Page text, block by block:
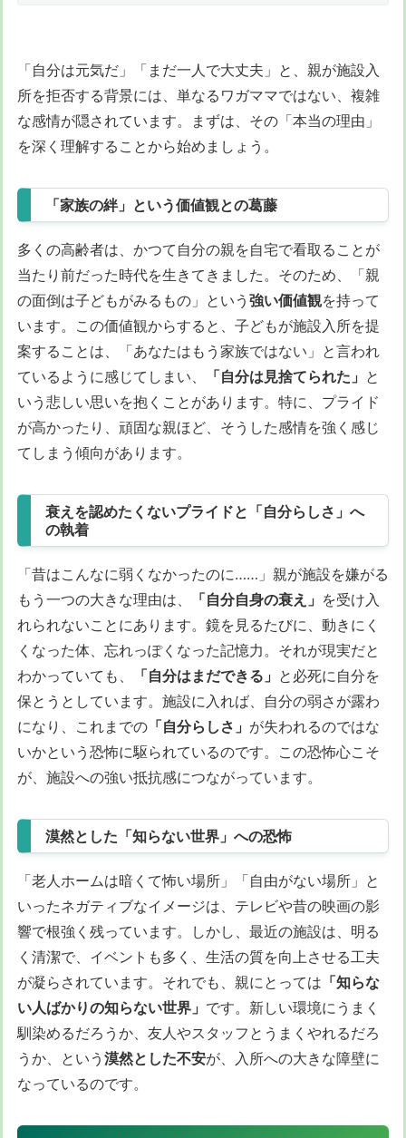
「自分は元気だ」「まだ一人で大丈夫」と、親が施設入
所を拒否する背景には、単なるワガママではない、複雑
な感情が隠されています。まずは、その「本当の理由」
を深く理解することから始めましょう。
「家族の絆」という価値観との葛藤
多くの高齢者は、かつて自分の親を自宅で看取ることが
当たり前だった時代を生きてきました。そのため、「親
の面倒は子どもがみるもの」という 強い価値観を持って
います。この価値観からすると、子どもが施設入所を提
案することは、「あなたはもう家族ではない」と言われ
ているように感じてしまい、
「自分は見捨てられた」 と
いう悲しい思いを抱くことがあります。特に、プライド
が高かったり、頑固な親ほど、そうした感情を強く感じ
てしまう傾向があります。
衰えを認めたくないプライドと「自分らしさ」へ
の執着
「昔はこんなに弱くなかったのに……」親が施設を嫌がる
もう一つの大きな理由は、
「自分自身の衰え」 を受け入
れられないことにあります。鏡を見るたびに、動きにく
くなった体、忘れっぽくなった記憶力。それが現実だと
わかっていても、
「自分はまだできる」 と必死に自分を
保とうとしています。施設に入れば、自分の弱さが露わ
になり、これまでの 「自分らしさ」 が失われるのではな
いかという恐怖に駆られているのです。この恐怖心こそ
が、施設への強い抵抗感につながっています。
漠然とした「知らない世界」への恐怖
「老人ホームは暗くて怖い場所」「自由がない場所」と
いったネガティブなイメージは、テレビや昔の映画の影
響で根強く残っています。しかし、最近の施設は、明る
く清潔で、イベントも多く、生活の質を向上させる工夫
が凝らされています。それでも、親にとっては 「知らな
い人ばかりの知らない世界」 です。新しい環境にうまく
馴染めるだろうか、友人やスタッフとうまくやれるだろ
うか、という 漠然とした不安が、入所への大きな障壁に
なっているのです。